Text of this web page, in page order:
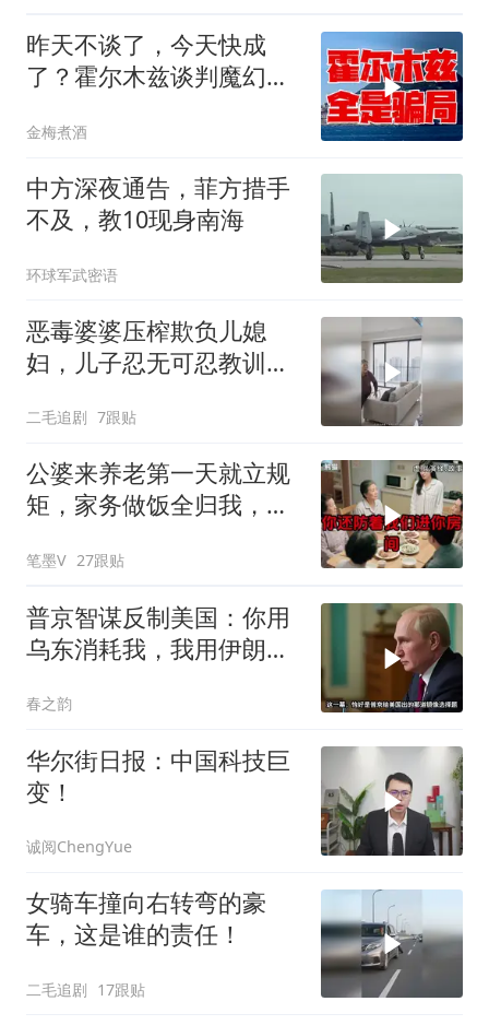
昨天不谈了，今天快成
了？霍尔木兹谈判魔幻反
金梅煮酒
中方深夜通告，菲方措手
不及，教10现身南海
环球军武密语
恶毒婆婆压榨欺负儿媳
妇，儿子忍无可忍教训母
二毛追剧 7跟贴
公婆来养老第一天就立规
矩，家务做饭全归我，老
寂静
笔墨V 27跟贴
普京智谋反制美国：你用
乌东消耗我，我用伊朗消
春之韵
华尔街日报：中国科技巨
变！
诚阅ChengYue
女骑车撞向右转弯的豪
车，这是谁的责任！
二毛追剧 17跟贴